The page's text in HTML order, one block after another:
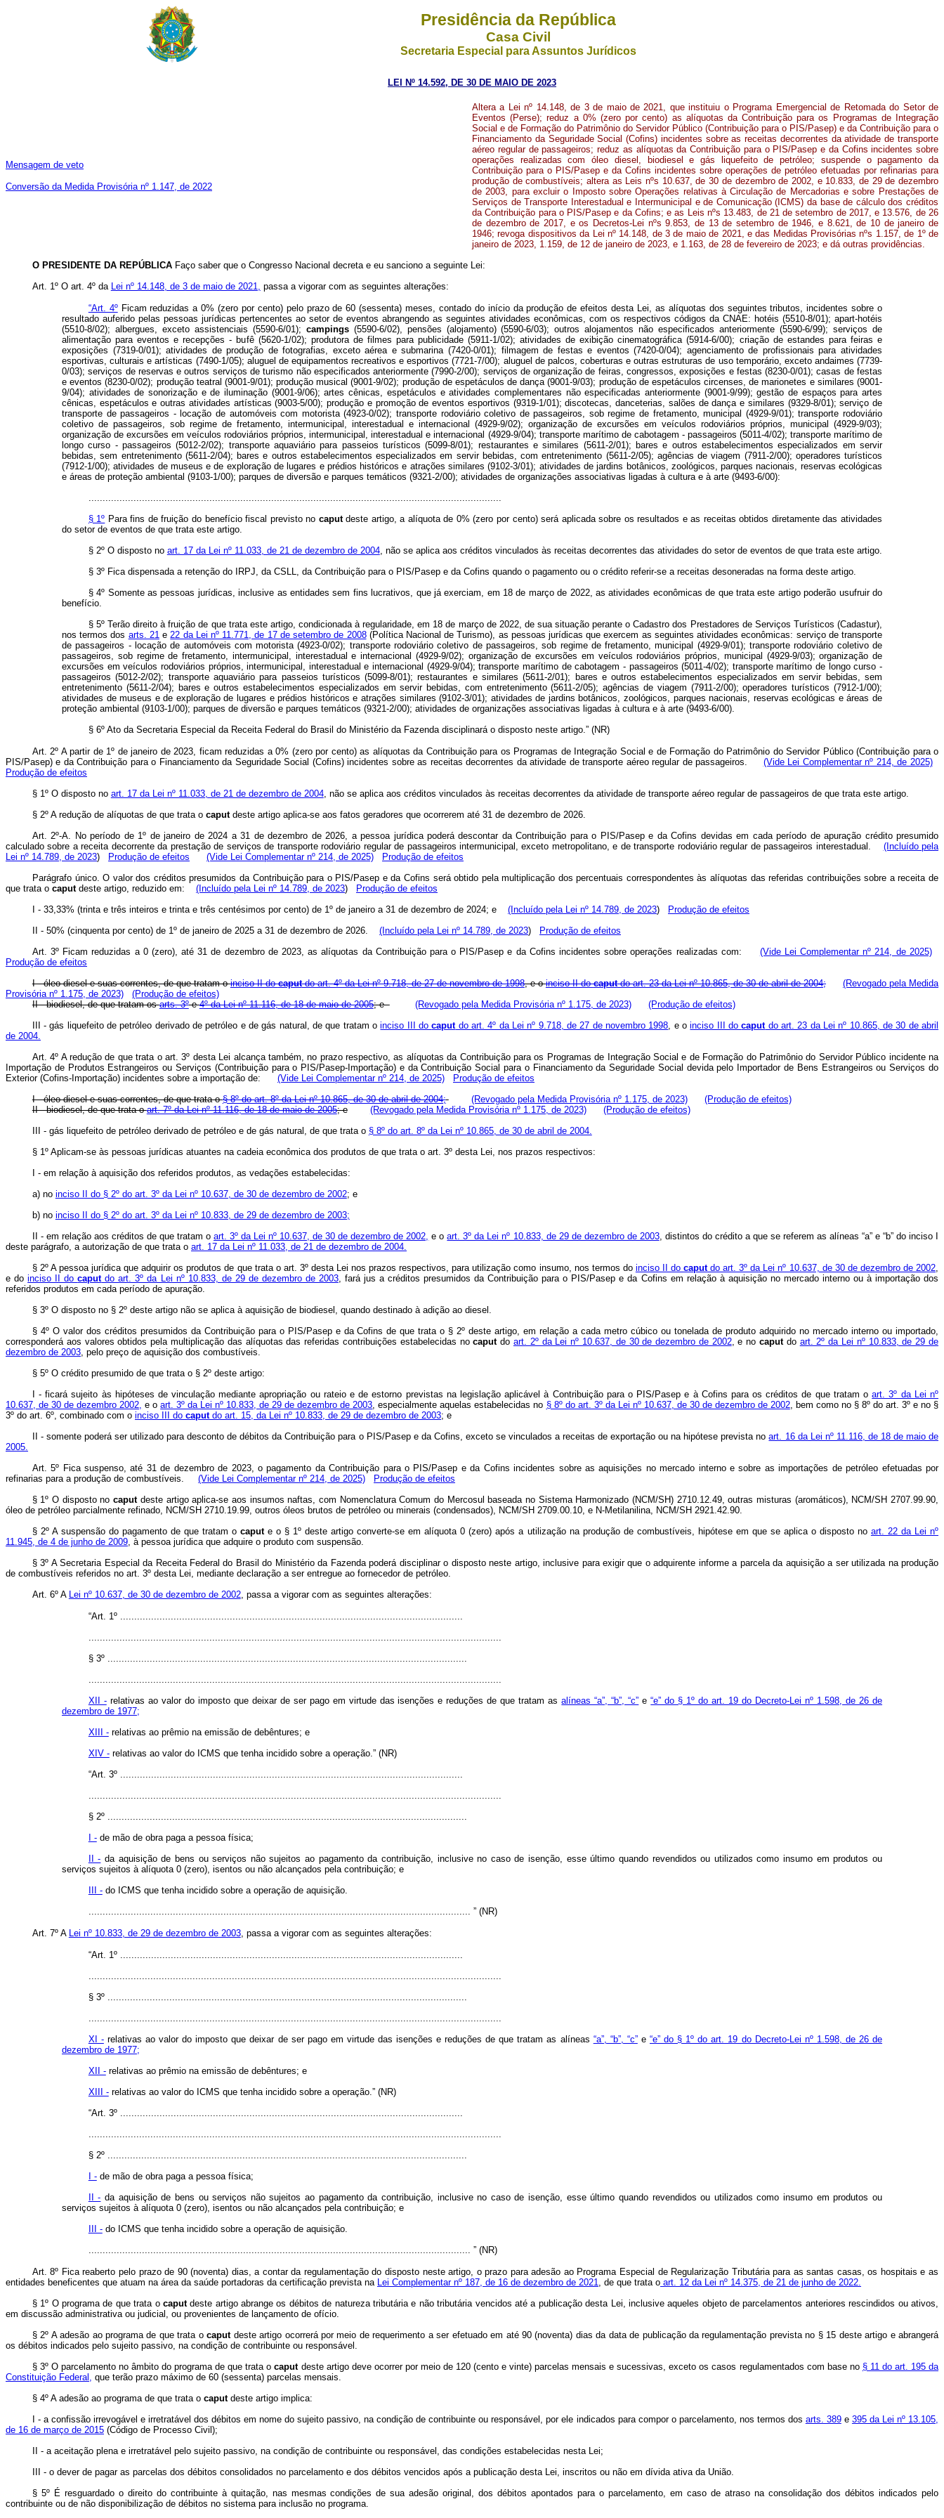
Presidência da República
Casa Civil
Secretaria Especial para Assuntos Jurídicos
LEI Nº 14.592, DE 30 DE MAIO DE 2023
Mensagem de veto
Conversão da Medida Provisória nº 1.147, de 2022
Altera a Lei nº 14.148, de 3 de maio de 2021, que instituiu o Programa Emergencial de Retomada do Setor de
Eventos (Perse); reduz a 0% (zero por cento) as alíquotas da Contribuição para os Programas de Integração
Social e de Formação do Patrimônio do Servidor Público (Contribuição para o PIS/Pasep) e da Contribuição para o
Financiamento da Seguridade Social (Cofins) incidentes sobre as receitas decorrentes da atividade de transporte
aéreo regular de passageiros; reduz as alíquotas da Contribuição para o PIS/Pasep e da Cofins incidentes sobre
operações realizadas com óleo diesel, biodiesel e gás liquefeito de petróleo; suspende o pagamento da
Contribuição para o PIS/Pasep e da Cofins incidentes sobre operações de petróleo efetuadas por refinarias para
produção de combustíveis; altera as Leis nºs 10.637, de 30 de dezembro de 2002, e 10.833, de 29 de dezembro
de 2003, para excluir o Imposto sobre Operações relativas à Circulação de Mercadorias e sobre Prestações de
Serviços de Transporte Interestadual e Intermunicipal e de Comunicação (ICMS) da base de cálculo dos créditos
da Contribuição para o PIS/Pasep e da Cofins; e as Leis nºs 13.483, de 21 de setembro de 2017, e 13.576, de 26
de dezembro de 2017, e os Decretos-Lei nºs 9.853, de 13 de setembro de 1946, e 8.621, de 10 de janeiro de
1946; revoga dispositivos da Lei nº 14.148, de 3 de maio de 2021, e das Medidas Provisórias nºs 1.157, de 1º de
janeiro de 2023, 1.159, de 12 de janeiro de 2023, e 1.163, de 28 de fevereiro de 2023; e dá outras providências.
O PRESIDENTE DA REPÚBLICA Faço saber que o Congresso Nacional decreta e eu sanciono a seguinte Lei:
Art. 1º O art. 4º da Lei nº 14.148, de 3 de maio de 2021, passa a vigorar com as seguintes alterações:
“Art. 4ºFicam reduzidas a 0% (zero por cento) pelo prazo de 60 (sessenta) meses, contado do início da produção de efeitos desta Lei, as alíquotas dos seguintes tributos, incidentes sobre o
resultado auferido pelas pessoas jurídicas pertencentes ao setor de eventos abrangendo as seguintes atividades econômicas, com os respectivos códigos da CNAE: hotéis (5510-8/01); apart-hotéis
(5510-8/02); albergues, exceto assistenciais (5590-6/01); campings(5590-6/02), pensões (alojamento) (5590-6/03); outros alojamentos não especificados anteriormente (5590-6/99); serviços de
alimentação para eventos e recepções - bufê (5620-1/02); produtora de filmes para publicidade (5911-1/02); atividades de exibição cinematográfica (5914-6/00); criação de estandes para feiras e
exposições (7319-0/01); atividades de produção de fotografias, exceto aérea e submarina (7420-0/01); filmagem de festas e eventos (7420-0/04); agenciamento de profissionais para atividades
esportivas, culturais e artísticas (7490-1/05); aluguel de equipamentos recreativos e esportivos (7721-7/00); aluguel de palcos, coberturas e outras estruturas de uso temporário, exceto andaimes (7739-
0/03); serviços de reservas e outros serviços de turismo não especificados anteriormente (7990-2/00); serviços de organização de feiras, congressos, exposições e festas (8230-0/01); casas de festas
e eventos (8230-0/02); produção teatral (9001-9/01); produção musical (9001-9/02); produção de espetáculos de dança (9001-9/03); produção de espetáculos circenses, de marionetes e similares (9001-
9/04); atividades de sonorização e de iluminação (9001-9/06); artes cênicas, espetáculos e atividades complementares não especificadas anteriormente (9001-9/99); gestão de espaços para artes
cênicas, espetáculos e outras atividades artísticas (9003-5/00); produção e promoção de eventos esportivos (9319-1/01); discotecas, danceterias, salões de dança e similares (9329-8/01); serviço de
transporte de passageiros - locação de automóveis com motorista (4923-0/02); transporte rodoviário coletivo de passageiros, sob regime de fretamento, municipal (4929-9/01); transporte rodoviário
coletivo de passageiros, sob regime de fretamento, intermunicipal, interestadual e internacional (4929-9/02); organização de excursões em veículos rodoviários próprios, municipal (4929-9/03);
organização de excursões em veículos rodoviários próprios, intermunicipal, interestadual e internacional (4929-9/04); transporte marítimo de cabotagem - passageiros (5011-4/02); transporte marítimo de
longo curso - passageiros (5012-2/02); transporte aquaviário para passeios turísticos (5099-8/01); restaurantes e similares (5611-2/01); bares e outros estabelecimentos especializados em servir
bebidas, sem entretenimento (5611-2/04); bares e outros estabelecimentos especializados em servir bebidas, com entretenimento (5611-2/05); agências de viagem (7911-2/00); operadores turísticos
(7912-1/00); atividades de museus e de exploração de lugares e prédios históricos e atrações similares (9102-3/01); atividades de jardins botânicos, zoológicos, parques nacionais, reservas ecológicas
e áreas de proteção ambiental (9103-1/00); parques de diversão e parques temáticos (9321-2/00); atividades de organizações associativas ligadas à cultura e à arte (9493-6/00):
...................................................................................................................................................
§ 1º Para fins de fruição do benefício fiscal previsto no caputdeste artigo, a alíquota de 0% (zero por cento) será aplicada sobre os resultados e as receitas obtidos diretamente das atividades
do setor de eventos de que trata este artigo.
§ 2º O disposto no art. 17 da Lei nº 11.033, de 21 de dezembro de 2004, não se aplica aos créditos vinculados às receitas decorrentes das atividades do setor de eventos de que trata este artigo.
§ 3º Fica dispensada a retenção do IRPJ, da CSLL, da Contribuição para o PIS/Pasep e da Cofins quando o pagamento ou o crédito referir-se a receitas desoneradas na forma deste artigo.
§ 4º Somente as pessoas jurídicas, inclusive as entidades sem fins lucrativos, que já exerciam, em 18 de março de 2022, as atividades econômicas de que trata este artigo poderão usufruir do
benefício.
§ 5º Terão direito à fruição de que trata este artigo, condicionada à regularidade, em 18 de março de 2022, de sua situação perante o Cadastro dos Prestadores de Serviços Turísticos (Cadastur),
nos termos dos arts. 21e22 da Lei nº 11.771, de 17 de setembro de 2008(Política Nacional de Turismo), as pessoas jurídicas que exercem as seguintes atividades econômicas: serviço de transporte
de passageiros - locação de automóveis com motorista (4923-0/02); transporte rodoviário coletivo de passageiros, sob regime de fretamento, municipal (4929-9/01); transporte rodoviário coletivo de
passageiros, sob regime de fretamento, intermunicipal, interestadual e internacional (4929-9/02); organização de excursões em veículos rodoviários próprios, municipal (4929-9/03); organização de
excursões em veículos rodoviários próprios, intermunicipal, interestadual e internacional (4929-9/04); transporte marítimo de cabotagem - passageiros (5011-4/02); transporte marítimo de longo curso -
passageiros (5012-2/02); transporte aquaviário para passeios turísticos (5099-8/01); restaurantes e similares (5611-2/01); bares e outros estabelecimentos especializados em servir bebidas, sem
entretenimento (5611-2/04); bares e outros estabelecimentos especializados em servir bebidas, com entretenimento (5611-2/05); agências de viagem (7911-2/00); operadores turísticos (7912-1/00);
atividades de museus e de exploração de lugares e prédios históricos e atrações similares (9102-3/01); atividades de jardins botânicos, zoológicos, parques nacionais, reservas ecológicas e áreas de
proteção ambiental (9103-1/00); parques de diversão e parques temáticos (9321-2/00); atividades de organizações associativas ligadas à cultura e à arte (9493-6/00).
§ 6º Ato da Secretaria Especial da Receita Federal do Brasil do Ministério da Fazenda disciplinará o disposto neste artigo.” (NR)
Art. 2º A partir de 1º de janeiro de 2023, ficam reduzidas a 0% (zero por cento) as alíquotas da Contribuição para os Programas de Integração Social e de Formação do Patrimônio do Servidor Público (Contribuição para o
PIS/Pasep) e da Contribuição para o Financiamento da Seguridade Social (Cofins) incidentes sobre as receitas decorrentes da atividade de transporte aéreo regular de passageiros. (Vide Lei Complementar nº 214, de 2025)
Produção de efeitos
§ 1º O disposto no art. 17 da Lei nº 11.033, de 21 de dezembro de 2004, não se aplica aos créditos vinculados às receitas decorrentes da atividade de transporte aéreo regular de passageiros de que trata este artigo.
§ 2º A redução de alíquotas de que trata o caputdeste artigo aplica-se aos fatos geradores que ocorrerem até 31 de dezembro de 2026.
Art. 2º-A. No período de 1º de janeiro de 2024 a 31 de dezembro de 2026, a pessoa jurídica poderá descontar da Contribuição para o PIS/Pasep e da Cofins devidas em cada período de apuração crédito presumido
calculado sobre a receita decorrente da prestação de serviços de transporte rodoviário regular de passageiros intermunicipal, exceto metropolitano, e de transporte rodoviário regular de passageiros interestadual.
(Incluído pela
Lei nº 14.789, de 2023) Produção de efeitos (Vide Lei Complementar nº 214, de 2025)
Produção de efeitos
Parágrafo único. O valor dos créditos presumidos da Contribuição para o PIS/Pasep e da Cofins será obtido pela multiplicação dos percentuais correspondentes às alíquotas das referidas contribuições sobre a receita de
que trata o caputdeste artigo, reduzido em: (Incluído pela Lei nº 14.789, de 2023)
Produção de efeitos
I - 33,33% (trinta e três inteiros e trinta e três centésimos por cento) de 1º de janeiro a 31 de dezembro de 2024; e
(Incluído pela Lei nº 14.789, de 2023)
Produção de efeitos
II - 50% (cinquenta por cento) de 1º de janeiro de 2025 a 31 de dezembro de 2026.
(Incluído pela Lei nº 14.789, de 2023)
Produção de efeitos
Art. 3º Ficam reduzidas a 0 (zero), até 31 de dezembro de 2023, as alíquotas da Contribuição para o PIS/Pasep e da Cofins incidentes sobre operações realizadas com: (Vide Lei Complementar nº 214, de 2025)
Produção de efeitos
I - óleo diesel e suas correntes, de que tratam oinciso II docaputdo art. 4º da Lei nº 9.718, de 27 de novembro de 1998, e oinciso II docaputdo art. 23 da Lei nº 10.865, de 30 de abril de 2004;
(Revogado pela Medida
Provisória nº 1.175, de 2023)
(Produção de efeitos)
II - biodiesel, de que tratam osarts. 3ºe4º da Lei nº 11.116, de 18 de maio de 2005; e (Revogado pela Medida Provisória nº 1.175, de 2023)
(Produção de efeitos)
III - gás liquefeito de petróleo derivado de petróleo e de gás natural, de que tratam oinciso III docaputdo art. 4º da Lei nº 9.718, de 27 de novembro 1998, e oinciso III docaputdo art. 23 da Lei nº 10.865, de 30 de abril
de 2004.
Art. 4º A redução de que trata o art. 3º desta Lei alcança também, no prazo respectivo, as alíquotas da Contribuição para os Programas de Integração Social e de Formação do Patrimônio do Servidor Público incidente na
Importação de Produtos Estrangeiros ou Serviços (Contribuição para o PIS/Pasep-Importação) e da Contribuição Social para o Financiamento da Seguridade Social devida pelo Importador de Bens Estrangeiros ou Serviços do
Exterior (Cofins-Importação) incidentes sobre a importação de: (Vide Lei Complementar nº 214, de 2025)
Produção de efeitos
I - óleo diesel e suas correntes, de que trata o§ 8º do art. 8º da Lei nº 10.865, de 30 de abril de 2004; (Revogado pela Medida Provisória nº 1.175, de 2023)
(Produção de efeitos)
II - biodiesel, de que trata oart. 7º da Lei nº 11.116, de 18 de maio de 2005; e (Revogado pela Medida Provisória nº 1.175, de 2023)
(Produção de efeitos)
III - gás liquefeito de petróleo derivado de petróleo e de gás natural, de que trata o § 8º do art. 8º da Lei nº 10.865, de 30 de abril de 2004.
§ 1º Aplicam-se às pessoas jurídicas atuantes na cadeia econômica dos produtos de que trata o art. 3º desta Lei, nos prazos respectivos:
I - em relação à aquisição dos referidos produtos, as vedações estabelecidas:
a) no inciso II do § 2º do art. 3º da Lei nº 10.637, de 30 de dezembro de 2002; e
b) no inciso II do § 2º do art. 3º da Lei nº 10.833, de 29 de dezembro de 2003;
II - em relação aos créditos de que tratam oart. 3º da Lei nº 10.637, de 30 de dezembro de 2002, e oart. 3º da Lei nº 10.833, de 29 de dezembro de 2003, distintos do crédito a que se referem as alíneas “a” e “b” do inciso I
deste parágrafo, a autorização de que trata o art. 17 da Lei nº 11.033, de 21 de dezembro de 2004.
§ 2º A pessoa jurídica que adquirir os produtos de que trata o art. 3º desta Lei nos prazos respectivos, para utilização como insumo, nos termos do inciso II docaputdo art. 3º da Lei nº 10.637, de 30 de dezembro de 2002,
e doinciso II docaputdo art. 3º da Lei nº 10.833, de 29 de dezembro de 2003, fará jus a créditos presumidos da Contribuição para o PIS/Pasep e da Cofins em relação à aquisição no mercado interno ou à importação dos
referidos produtos em cada período de apuração.
§ 3º O disposto no § 2º deste artigo não se aplica à aquisição de biodiesel, quando destinado à adição ao diesel.
§ 4º O valor dos créditos presumidos da Contribuição para o PIS/Pasep e da Cofins de que trata o § 2º deste artigo, em relação a cada metro cúbico ou tonelada de produto adquirido no mercado interno ou importado,
corresponderá aos valores obtidos pela multiplicação das alíquotas das referidas contribuições estabelecidas nocaputdo art. 2º da Lei nº 10.637, de 30 de dezembro de 2002, e nocaputdo art. 2º da Lei nº 10.833, de 29 de
dezembro de 2003, pelo preço de aquisição dos combustíveis.
§ 5º O crédito presumido de que trata o § 2º deste artigo:
I - ficará sujeito às hipóteses de vinculação mediante apropriação ou rateio e de estorno previstas na legislação aplicável à Contribuição para o PIS/Pasep e à Cofins para os créditos de que tratam oart. 3º da Lei nº
10.637, de 30 de dezembro 2002, e oart. 3º da Lei nº 10.833, de 29 de dezembro de 2003, especialmente aquelas estabelecidas no § 8º do art. 3º da Lei nº 10.637, de 30 de dezembro de 2002, bem como no § 8º do art. 3º e no §
3º do art. 6º, combinado com o inciso III do caputdo art. 15, da Lei nº 10.833, de 29 de dezembro de 2003; e
II - somente poderá ser utilizado para desconto de débitos da Contribuição para o PIS/Pasep e da Cofins, exceto se vinculados a receitas de exportação ou na hipótese prevista noart. 16 da Lei nº 11.116, de 18 de maio de
2005.
Art. 5º Fica suspenso, até 31 de dezembro de 2023, o pagamento da Contribuição para o PIS/Pasep e da Cofins incidentes sobre as aquisições no mercado interno e sobre as importações de petróleo efetuadas por
refinarias para a produção de combustíveis. (Vide Lei Complementar nº 214, de 2025)
Produção de efeitos
§ 1º O disposto nocaputdeste artigo aplica-se aos insumos naftas, com Nomenclatura Comum do Mercosul baseada no Sistema Harmonizado (NCM/SH) 2710.12.49, outras misturas (aromáticos), NCM/SH 2707.99.90,
óleo de petróleo parcialmente refinado, NCM/SH 2710.19.99, outros óleos brutos de petróleo ou minerais (condensados), NCM/SH 2709.00.10, e N-Metilanilina, NCM/SH 2921.42.90.
§ 2º A suspensão do pagamento de que tratam ocapute o § 1º deste artigo converte-se em alíquota 0 (zero) após a utilização na produção de combustíveis, hipótese em que se aplica o disposto no art. 22 da Lei nº
11.945, de 4 de junho de 2009, à pessoa jurídica que adquire o produto com suspensão.
§ 3º A Secretaria Especial da Receita Federal do Brasil do Ministério da Fazenda poderá disciplinar o disposto neste artigo, inclusive para exigir que o adquirente informe a parcela da aquisição a ser utilizada na produção
de combustíveis referidos no art. 3º desta Lei, mediante declaração a ser entregue ao fornecedor de petróleo.
Art. 6º A Lei nº 10.637, de 30 de dezembro de 2002, passa a vigorar com as seguintes alterações:
“Art. 1º ..........................................................................................................................
...................................................................................................................................................
§ 3º ................................................................................................................................
...................................................................................................................................................
XII -relativas ao valor do imposto que deixar de ser pago em virtude das isenções e reduções de que tratam asalíneas “a”, “b”, “c” e“e” do § 1º do art. 19 do Decreto-Lei nº 1.598, de 26 de
dezembro de 1977;
XIII -relativas ao prêmio na emissão de debêntures; e
XIV -relativas ao valor do ICMS que tenha incidido sobre a operação.” (NR)
“Art. 3º ..........................................................................................................................
...................................................................................................................................................
§ 2º ................................................................................................................................
I -de mão de obra paga a pessoa física;
II - da aquisição de bens ou serviços não sujeitos ao pagamento da contribuição, inclusive no caso de isenção, esse último quando revendidos ou utilizados como insumo em produtos ou
serviços sujeitos à alíquota 0 (zero), isentos ou não alcançados pela contribuição; e
III -do ICMS que tenha incidido sobre a operação de aquisição.
........................................................................................................................................ ” (NR)
Art. 7º A Lei nº 10.833, de 29 de dezembro de 2003, passa a vigorar com as seguintes alterações:
“Art. 1º ..........................................................................................................................
...................................................................................................................................................
§ 3º ................................................................................................................................
...................................................................................................................................................
XI -relativas ao valor do imposto que deixar de ser pago em virtude das isenções e reduções de que tratam as alíneas “a”, “b”, “c”e “e” do § 1º do art. 19 do Decreto-Lei nº 1.598, de 26 de
dezembro de 1977;
XII -relativas ao prêmio na emissão de debêntures; e
XIII -relativas ao valor do ICMS que tenha incidido sobre a operação.” (NR)
“Art. 3º ..........................................................................................................................
...................................................................................................................................................
§ 2º ................................................................................................................................
I -de mão de obra paga a pessoa física;
II - da aquisição de bens ou serviços não sujeitos ao pagamento da contribuição, inclusive no caso de isenção, esse último quando revendidos ou utilizados como insumo em produtos ou
serviços sujeitos à alíquota 0 (zero), isentos ou não alcançados pela contribuição; e
III -do ICMS que tenha incidido sobre a operação de aquisição.
........................................................................................................................................ ” (NR)
Art. 8º Fica reaberto pelo prazo de 90 (noventa) dias, a contar da regulamentação do disposto neste artigo, o prazo para adesão ao Programa Especial de Regularização Tributária para as santas casas, os hospitais e as
entidades beneficentes que atuam na área da saúde portadoras da certificação prevista na Lei Complementar nº 187, de 16 de dezembro de 2021, de que trata o art. 12 da Lei nº 14.375, de 21 de junho de 2022.
§ 1º O programa de que trata o caputdeste artigo abrange os débitos de natureza tributária e não tributária vencidos até a publicação desta Lei, inclusive aqueles objeto de parcelamentos anteriores rescindidos ou ativos,
em discussão administrativa ou judicial, ou provenientes de lançamento de ofício.
§ 2º A adesão ao programa de que trata ocaputdeste artigo ocorrerá por meio de requerimento a ser efetuado em até 90 (noventa) dias da data de publicação da regulamentação prevista no § 15 deste artigo e abrangerá
os débitos indicados pelo sujeito passivo, na condição de contribuinte ou responsável.
§ 3º O parcelamento no âmbito do programa de que trata ocaputdeste artigo deve ocorrer por meio de 120 (cento e vinte) parcelas mensais e sucessivas, exceto os casos regulamentados com base no § 11 do art. 195 da
Constituição Federal, que terão prazo máximo de 60 (sessenta) parcelas mensais.
§ 4º A adesão ao programa de que trata o caputdeste artigo implica:
I - a confissão irrevogável e irretratável dos débitos em nome do sujeito passivo, na condição de contribuinte ou responsável, por ele indicados para compor o parcelamento, nos termos dos arts. 389e 395 da Lei nº 13.105,
de 16 de março de 2015 (Código de Processo Civil);
II - a aceitação plena e irretratável pelo sujeito passivo, na condição de contribuinte ou responsável, das condições estabelecidas nesta Lei;
III - o dever de pagar as parcelas dos débitos consolidados no parcelamento e dos débitos vencidos após a publicação desta Lei, inscritos ou não em dívida ativa da União.
§ 5º É resguardado o direito do contribuinte à quitação, nas mesmas condições de sua adesão original, dos débitos apontados para o parcelamento, em caso de atraso na consolidação dos débitos indicados pelo
contribuinte ou de não disponibilização de débitos no sistema para inclusão no programa.